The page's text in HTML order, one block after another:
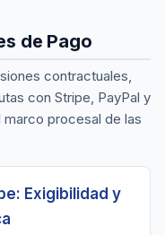
de Pago
contractuales,
con Stripe, PayPal y
procesal de las
Exigibilidad y